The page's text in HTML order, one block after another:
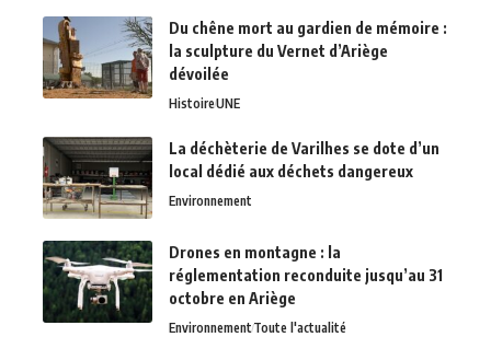
Du chêne mort au gardien de mémoire :
la sculpture du Vernet d’Ariège
dévoilée
HistoireUNE
La déchèterie de Varilhes se dote d’un
local dédié aux déchets dangereux
Environnement
Drones en montagne : la
réglementation reconduite jusqu’au 31
octobre en Ariège
EnvironnementToute l'actualité